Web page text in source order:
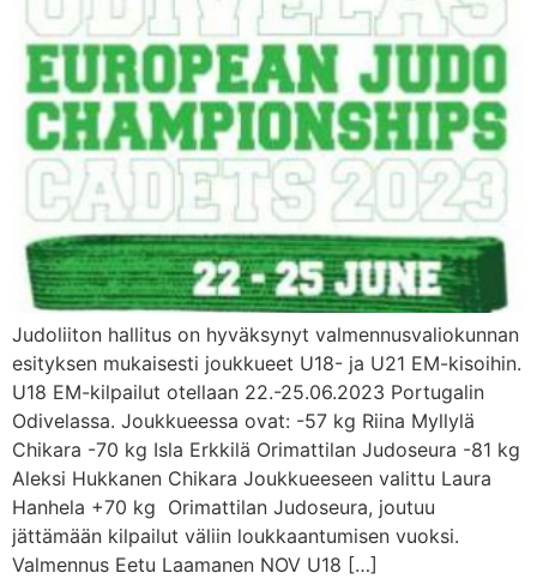
Judoliiton hallitus on hyväksynyt valmennusvaliokunnan
esityksen mukaisesti joukkueet U18- ja U21 EM-kisoihin.
U18 EM-kilpailut otellaan 22.-25.06.2023 Portugalin
Odivelassa. Joukkueessa ovat: -57 kg Riina Myllylä
Chikara -70 kg Isla Erkkilä Orimattilan Judoseura -81 kg
Aleksi Hukkanen Chikara Joukkueeseen valittu Laura
Hanhela +70 kg Orimattilan Judoseura, joutuu
jättämään kilpailut väliin loukkaantumisen vuoksi.
Valmennus Eetu Laamanen NOV U18 […]